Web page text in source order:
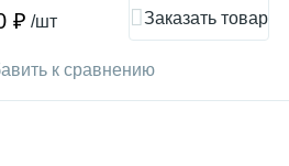
к сравнению
₽ /шт Заказать товар